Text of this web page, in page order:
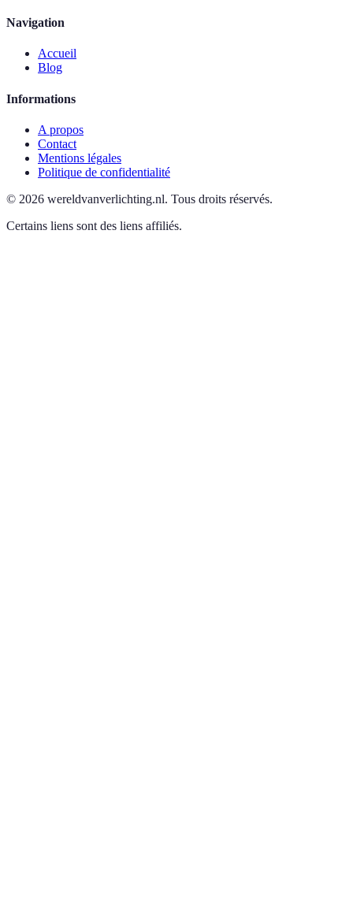
Navigation
Accueil
Blog
Informations
A propos
Contact
Mentions légales
Politique de confidentialité
© 2026 wereldvanverlichting.nl. Tous droits réservés.
Certains liens sont des liens affiliés.